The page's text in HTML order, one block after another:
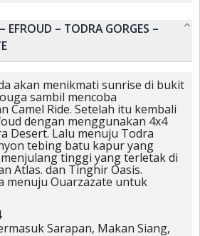
EFROUD – TODRA GORGES –
akan menikmati sunrise di bukit
sambil mencoba
Camel Ride. Setelah itu kembali
dengan menggunakan 4x4
Desert. Lalu menuju Todra
tebing batu kapur yang
tinggi yang terletak di
Atlas. dan Tinghir Oasis.
menuju Ouarzazate untuk
Sarapan, Makan Siang,